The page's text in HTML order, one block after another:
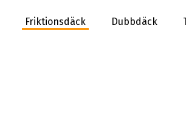
Friktionsdäck Dubbdäck